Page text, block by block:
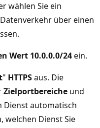
wählen Sie ein
über einen
Wert 10.0.0.0/24ein.
" HTTPSaus. Die
Zielportbereiche und
Dienst automatisch
welchen Dienst Sie